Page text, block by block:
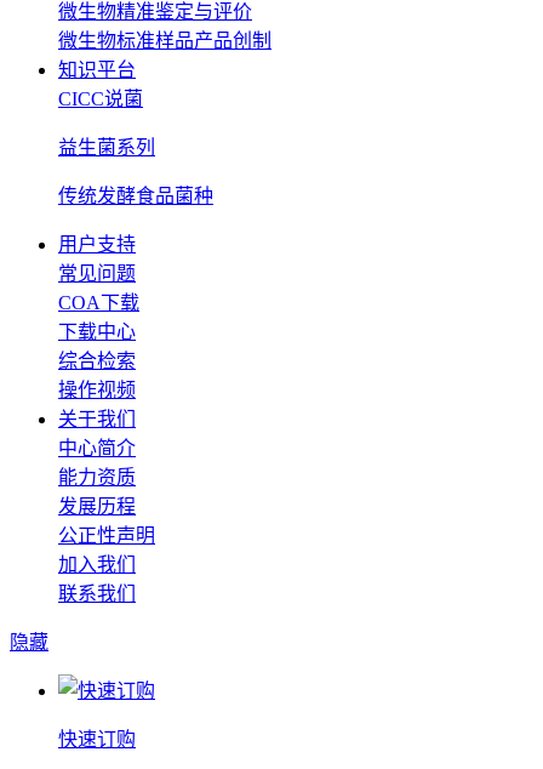
微生物精准鉴定与评价
微生物标准样品产品创制
知识平台
CICC说菌
益生菌系列
传统发酵食品菌种
用户支持
常见问题
COA下载
下载中心
综合检索
操作视频
关于我们
中心简介
能力资质
发展历程
公正性声明
加入我们
联系我们
隐藏
快速订购